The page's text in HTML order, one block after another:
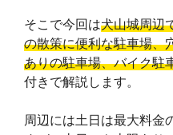
そこで今回は犬山城周辺
の散策に便利な駐車場、
ありの駐車場、バイク駐
付きで解説します。
周辺には土日は最大料金